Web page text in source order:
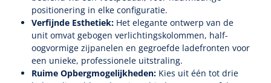
positionering in elke configuratie.
Verfijnde Esthetiek: Het elegante ontwerp van de
unit omvat gebogen verlichtingskolommen, half-
oogvormige zijpanelen en gegroefde ladefronten voor
een unieke, professionele uitstraling.
Ruime Opbergmogelijkheden: Kies uit één tot drie